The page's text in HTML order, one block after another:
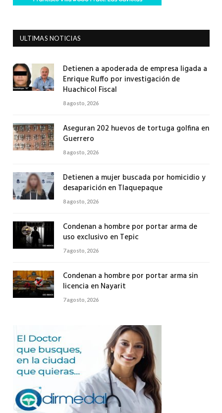
ULTIMAS NOTICIAS
Detienen a apoderada de empresa ligada a
Enrique Ruffo por investigación de
Huachicol Fiscal
8 agosto, 2026
Aseguran 202 huevos de tortuga golfina en
Guerrero
8 agosto, 2026
Detienen a mujer buscada por homicidio y
desaparición en Tlaquepaque
8 agosto, 2026
Condenan a hombre por portar arma de
uso exclusivo en Tepic
7 agosto, 2026
Condenan a hombre por portar arma sin
licencia en Nayarit
7 agosto, 2026